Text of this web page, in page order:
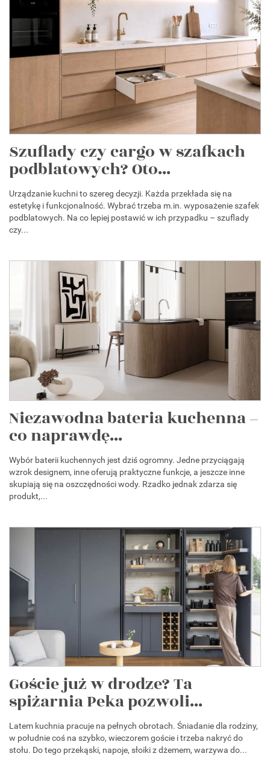
Szuflady czy cargo w szafkach
podblatowych? Oto...
Urządzanie kuchni to szereg decyzji. Każda przekłada się na
estetykę i funkcjonalność. Wybrać trzeba m.in. wyposażenie szafek
podblatowych. Na co lepiej postawić w ich przypadku – szuflady
czy...
Niezawodna bateria kuchenna –
co naprawdę...
Wybór baterii kuchennych jest dziś ogromny. Jedne przyciągają
wzrok designem, inne oferują praktyczne funkcje, a jeszcze inne
skupiają się na oszczędności wody. Rzadko jednak zdarza się
produkt,...
Goście już w drodze? Ta
spiżarnia Peka pozwoli...
Latem kuchnia pracuje na pełnych obrotach. Śniadanie dla rodziny,
w południe coś na szybko, wieczorem goście i trzeba nakryć do
stołu. Do tego przekąski, napoje, słoiki z dżemem, warzywa do...